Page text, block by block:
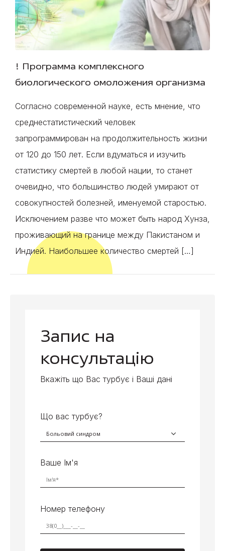
! Программа комплексного
биологического омоложения организма
Согласно современной науке, есть мнение, что
среднестатистический человек
запрограммирован на продолжительность жизни
от 120 до 150 лет. Если вдуматься и изучить
статистику смертей в любой нации, то станет
очевидно, что большинство людей умирают от
совокупностей болезней, именуемой старостью.
Исключением разве что может быть народ Хунза,
проживающий на границе между Пакистаном и
Индией. Наибольшее количество смертей […]
Запис на
консультацію
Вкажіть що Вас турбує і Ваші дані
Що вас турбує?
Ваше Ім'я
Номер телефону